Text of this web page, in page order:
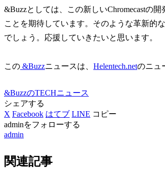
&Buzzとしては、この新しいChromecastの
ことを期待しています。そのような革新的
でしょう。応援していきたいと思います。
この &Buzzニュースは、 Helentech.netのニュ
&BuzzのTECHニュース
シェアする
X Facebook はてブ LINE コピー
adminをフォローする
admin
関連記事